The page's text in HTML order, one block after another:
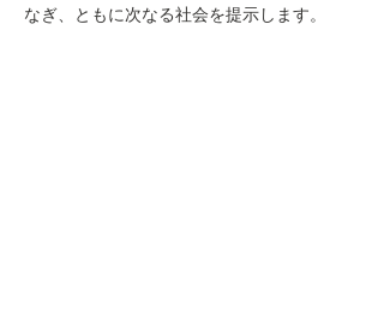
なぎ、ともに次なる社会を提示します。